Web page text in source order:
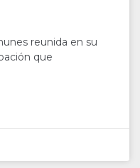
reunida en su
que